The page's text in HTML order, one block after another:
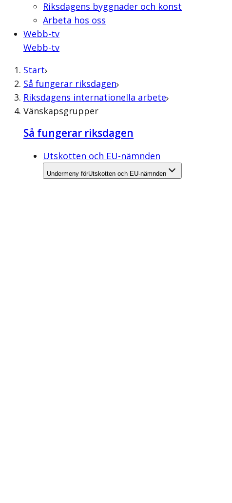
Riksdagens byggnader och konst
Arbeta hos oss
Webb-tv
Webb-tv
Start
Så fungerar riksdagen
Riksdagens internationella arbete
Vänskapsgrupper
Så fungerar riksdagen
Utskotten och EU-nämnden
Undermeny förUtskotten och EU-nämnden